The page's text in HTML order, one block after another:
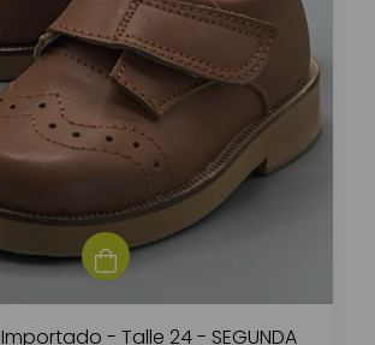
- Talle 24 - SEGUNDA